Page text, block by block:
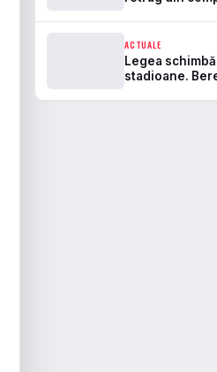
ACTUALE
Legea
stadioane.